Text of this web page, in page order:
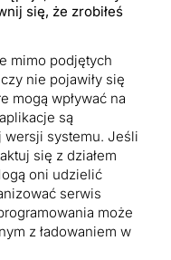
się, że zrobiłeś
mimo podjętych
nie pojawiły się
mogą wpływać na
są
wersji systemu. Jeśli
się z działem
oni udzielić
serwis
może
z ładowaniem w